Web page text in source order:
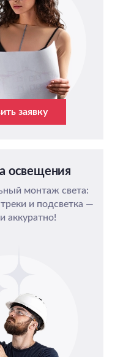
заявку
освещения
монтаж света:
и подсветка —
аккуратно!